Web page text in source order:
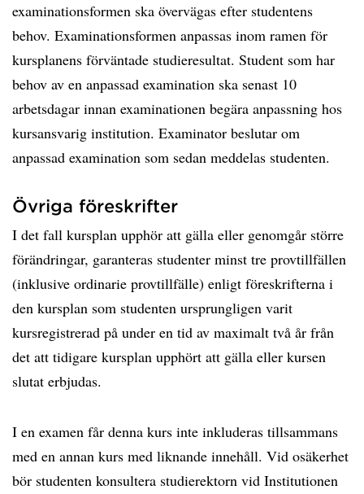
examinationsformen ska övervägas efter studentens
behov. Examinationsformen anpassas inom ramen för
kursplanens förväntade studieresultat. Student som har
behov av en anpassad examination ska senast 10
arbetsdagar innan examinationen begära anpassning hos
kursansvarig institution. Examinator beslutar om
anpassad examination som sedan meddelas studenten.
Övriga föreskrifter
I det fall kursplan upphör att gälla eller genomgår större
förändringar, garanteras studenter minst tre provtillfällen
(inklusive ordinarie provtillfälle) enligt föreskrifterna i
den kursplan som studenten ursprungligen varit
kursregistrerad på under en tid av maximalt två år från
det att tidigare kursplan upphört att gälla eller kursen
slutat erbjudas.
I en examen får denna kurs inte inkluderas tillsammans
med en annan kurs med liknande innehåll. Vid osäkerhet
bör studenten konsultera studierektorn vid Institutionen